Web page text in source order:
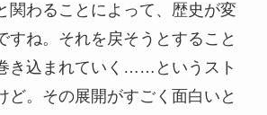
関わることによって、歴史が変
すね。それを戻そうとすること
き込まれていく……というスト
ど。その展開がすごく面白いと